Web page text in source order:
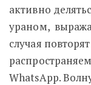
активно
ураном,
случая
WhatsApp.